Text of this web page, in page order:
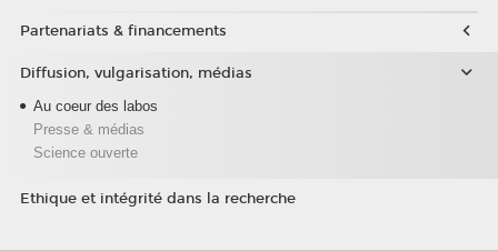
Partenariats & financements
Diffusion, vulgarisation, médias
Au coeur des labos
Presse & médias
Science ouverte
Ethique et intégrité dans la recherche